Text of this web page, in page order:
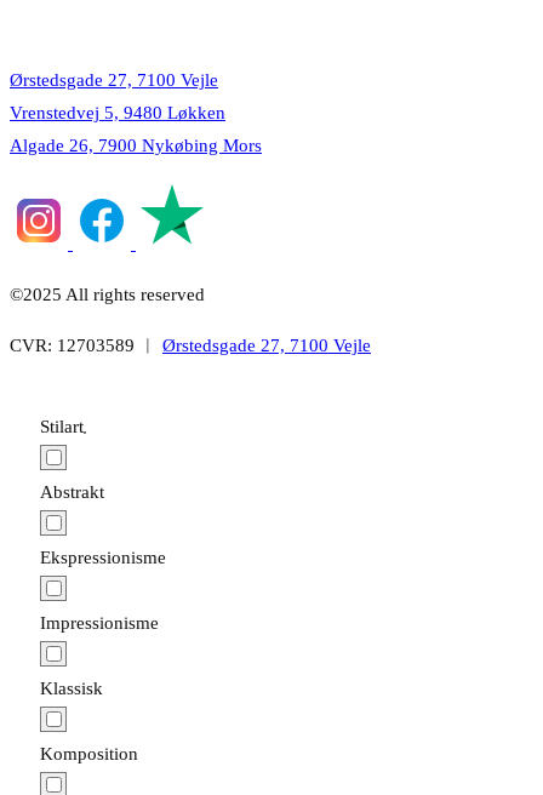
Ørstedsgade 27, 7100 Vejle
Vrenstedvej 5, 9480 Løkken
Algade 26, 7900 Nykøbing Mors
©2025 All rights reserved
CVR: 12703589 ︱ Ørstedsgade 27, 7100 Vejle
Stilart
Abstrakt
Ekspressionisme
Impressionisme
Klassisk
Komposition